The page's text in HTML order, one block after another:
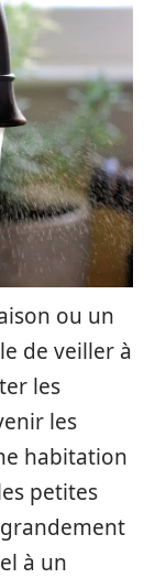
ou un
de veiller à
les
les
habitation
petites
à un